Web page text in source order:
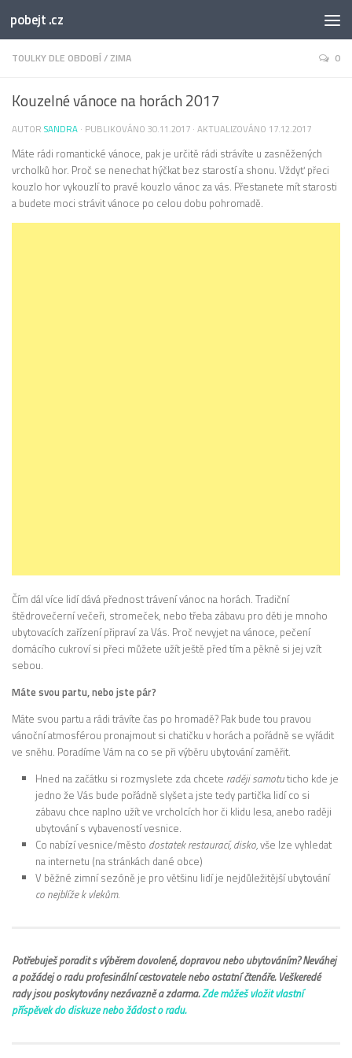
pobejt .cz
TOULKY DLE OBDOBÍ/ ZIMA 0
Kouzelné vánoce na horách 2017
AUTOR SANDRA · PUBLIKOVÁNO 30.11.2017 · AKTUALIZOVÁNO 17.12.2017
Máte rádi romantické vánoce, pak je určitě rádi strávíte u zasněžených
vrcholků hor. Proč se nenechat hýčkat bez starostí a shonu. Vždyť přeci
kouzlo hor vykouzlí to pravé kouzlo vánoc za vás. Přestanete mít starosti
a budete moci strávit vánoce po celou dobu pohromadě.
Čím dál více lidí dává přednost trávení vánoc na horách. Tradiční
štědrovečerní večeři, stromeček, nebo třeba zábavu pro děti je mnoho
ubytovacích zařízení připraví za Vás. Proč nevyjet na vánoce, pečení
domácího cukroví si přeci můžete užít ještě před tím a pěkně si jej vzít
sebou.
Máte svou partu, nebo jste pár?
Máte svou partu a rádi trávíte čas po hromadě? Pak bude tou pravou
vánoční atmosférou pronajmout si chatičku v horách a pořádně se vyřádit
ve sněhu. Poradíme Vám na co se při výběru ubytování zaměřit.
Hned na začátku si rozmyslete zda chcete raději samotuticho kde je
jedno že Vás bude pořádně slyšet a jste tedy partička lidí co si
zábavu chce naplno užít ve vrcholcích hor či klidu lesa, anebo raději
ubytování s vybaveností vesnice.
Co nabízí vesnice/město dostatek restaurací, disko,vše lze vyhledat
na internetu (na stránkách dané obce)
V běžné zimní sezóně je pro většinu lidí je nejdůležitější ubytování
co nejblíže k vlekům.
Potřebuješ poradit s výběrem dovolené, dopravou nebo ubytováním? Neváhej
a požádej o radu profesinální cestovatele nebo ostatní čtenáře. Veškeredé
rady jsou poskytovány nezávazně a zdarma.Zde můžeš vložit vlastní
příspěvek do diskuze nebo žádost o radu.